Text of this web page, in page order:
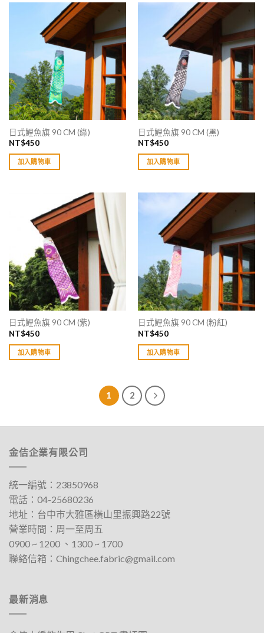
日式鯉魚旗 90 CM (綠)
NT$450
加入購物車
日式鯉魚旗 90 CM (黑)
NT$450
加入購物車
日式鯉魚旗 90 CM (紫)
NT$450
加入購物車
日式鯉魚旗 90 CM (粉紅)
NT$450
加入購物車
1 2
金佶企業有限公司
統一編號：23850968
電話： 04-25680236
地址： 台中巿大雅區橫山里振興路22號
營業時間：周一至周五
0900 ~ 1200 、1300 ~ 1700​
聯絡信箱： Chingchee.fabric@gmail.com
最新消息